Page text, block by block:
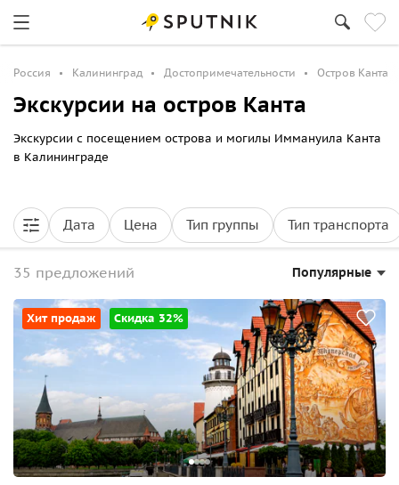
Россия Калининград Достопримечательности Остров Канта
Экскурсии на остров Канта
Экскурсии с посещением острова и могилы Иммануила Канта
в Калининграде
Дата Цена Тип группы Тип транспорта
35 предложений Популярные
Хит продаж Скидка 32%